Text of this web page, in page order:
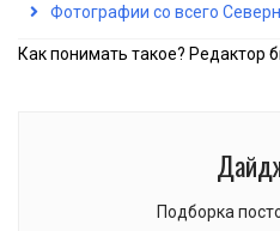
Фотографии со всего
Как понимать такое? Редактор
Подборка